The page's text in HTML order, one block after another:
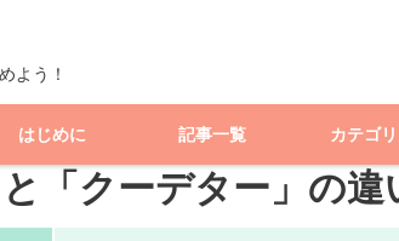
よう！
はじめに 記事一覧 カテゴ
と「クーデター」の違